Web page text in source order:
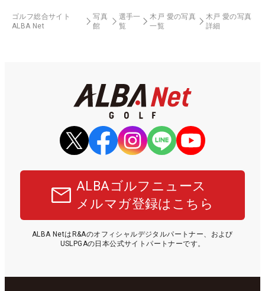
ゴルフ総合サイト
ALBA Net
写真
館
選手一
覧
木戸 愛の写真
一覧
木戸 愛の写真
詳細
ALBAゴルフニュース
メルマガ登録はこちら
ALBA NetはR&Aのオフィシャルデジタルパートナー、および
USLPGAの日本公式サイトパートナーです。